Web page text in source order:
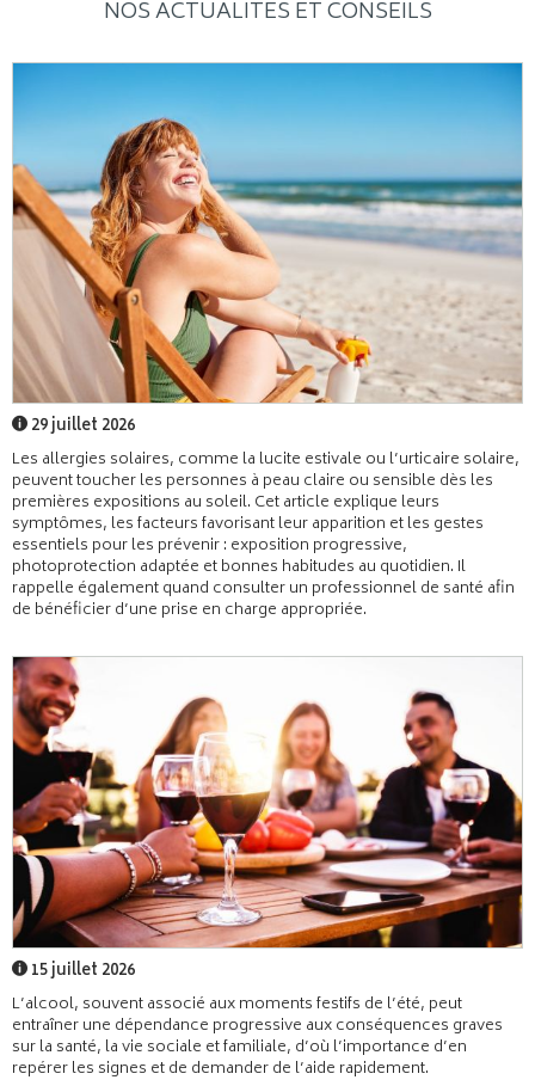
NOS ACTUALITÉS ET CONSEILS
29 juillet 2026
Les allergies solaires, comme la lucite estivale ou l’urticaire solaire,
peuvent toucher les personnes à peau claire ou sensible dès les
premières expositions au soleil. Cet article explique leurs
symptômes, les facteurs favorisant leur apparition et les gestes
essentiels pour les prévenir : exposition progressive,
photoprotection adaptée et bonnes habitudes au quotidien. Il
rappelle également quand consulter un professionnel de santé afin
de bénéficier d’une prise en charge appropriée.
15 juillet 2026
L’alcool, souvent associé aux moments festifs de l’été, peut
entraîner une dépendance progressive aux conséquences graves
sur la santé, la vie sociale et familiale, d’où l’importance d’en
repérer les signes et de demander de l’aide rapidement.